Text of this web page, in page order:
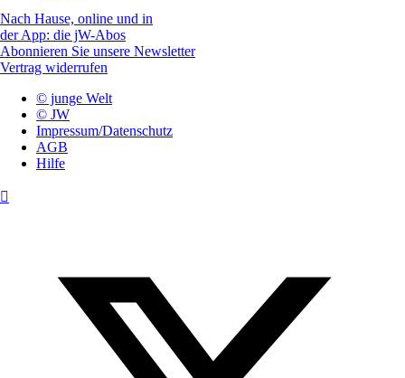
Nach Hause, online und in
der App: die jW-Abos
Abonnieren Sie unsere Newsletter
Vertrag widerrufen
© junge Welt
© JW
Impressum/Datenschutz
AGB
Hilfe